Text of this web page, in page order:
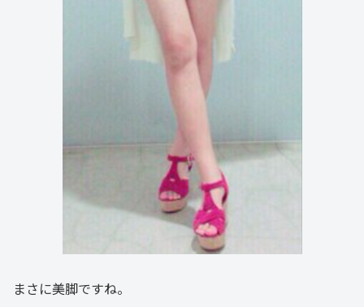
まさに美脚ですね。